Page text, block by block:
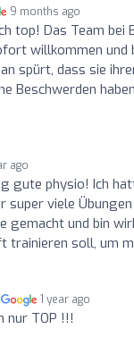
9 months ago
top! Das Team bei
willkommen und
spürt, dass sie
Beschwerden
ago
gute physio! Ich
viele
gemacht und bin
trainieren soll, um
1 year ago
nur TOP !!!